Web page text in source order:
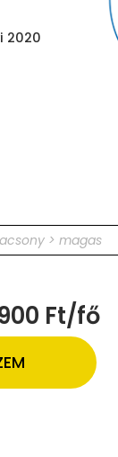
2020
Ft/fő